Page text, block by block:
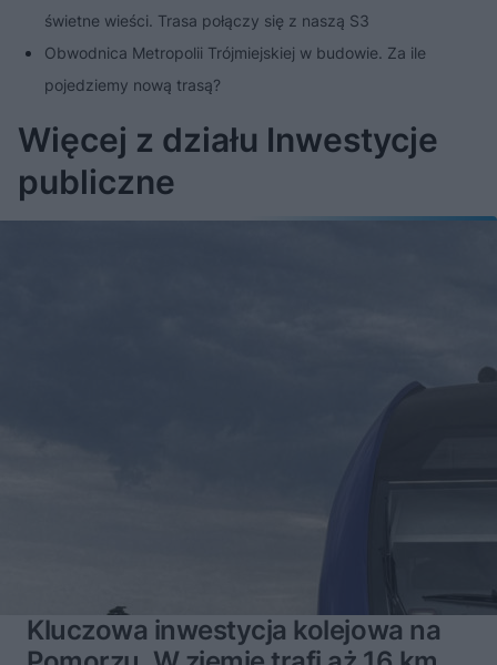
świetne wieści. Trasa połączy się z naszą S3
Obwodnica Metropolii Trójmiejskiej w budowie. Za ile
pojedziemy nową trasą?
Więcej z działu Inwestycje
publiczne
Kluczowa inwestycja kolejowa na